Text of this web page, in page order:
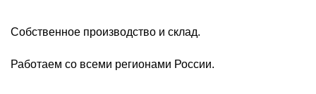
Собственное производство и склад.
Работаем со всеми регионами России.